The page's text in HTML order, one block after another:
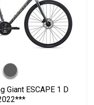
Giant ESCAPE 1 D